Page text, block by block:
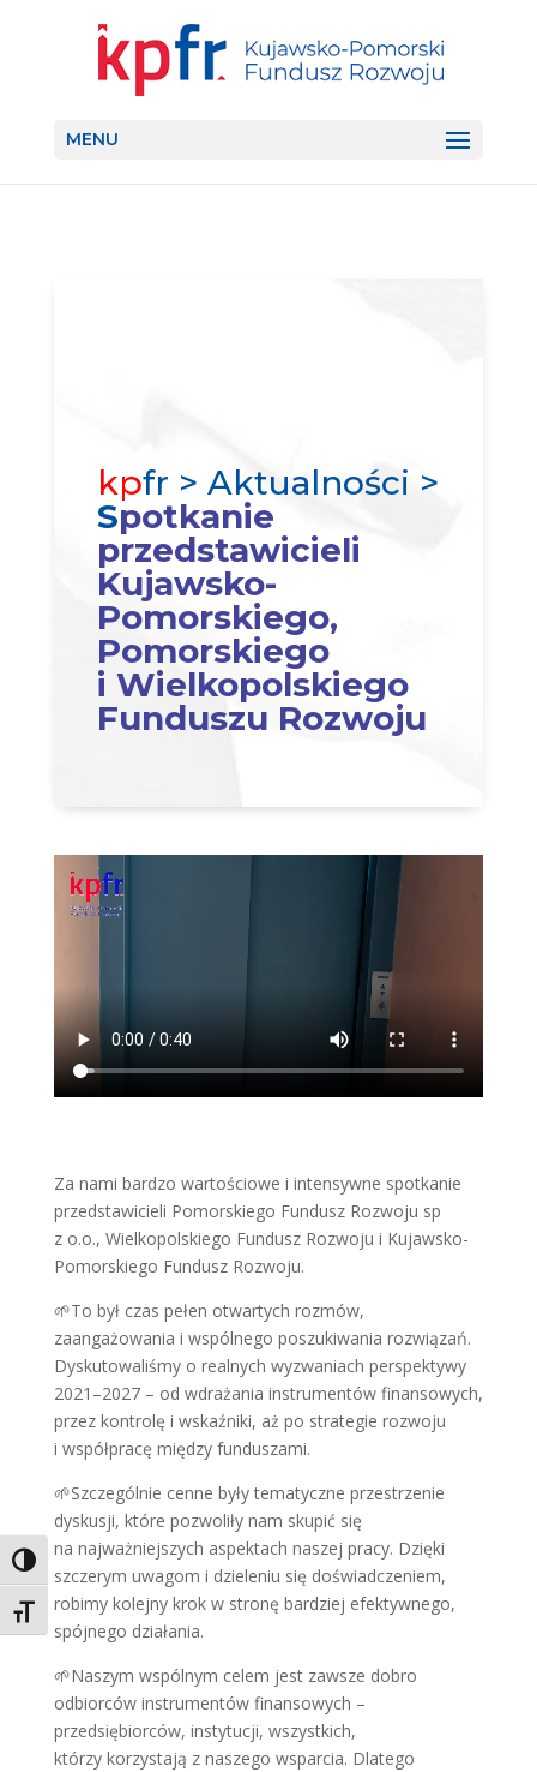
Toggle High Contrast
Toggle Font size
MENU
kpfr > Aktualności >
Spotkanie
przedstawicieli
Kujawsko-
Pomorskiego,
Pomorskiego
i Wielkopolskiego
Funduszu Rozwoju
Za nami bardzo wartościowe i intensywne spotkanie
przedstawicieli Pomorskiego Fundusz Rozwoju sp
z o.o., Wielkopolskiego Fundusz Rozwoju i Kujawsko-
Pomorskiego Fundusz Rozwoju.
🌱To był czas pełen otwartych rozmów,
zaangażowania i wspólnego poszukiwania rozwiązań.
Dyskutowaliśmy o realnych wyzwaniach perspektywy
2021–2027 – od wdrażania instrumentów finansowych,
przez kontrolę i wskaźniki, aż po strategie rozwoju
i współpracę między funduszami.
🌱Szczególnie cenne były tematyczne przestrzenie
dyskusji, które pozwoliły nam skupić się
na najważniejszych aspektach naszej pracy. Dzięki
szczerym uwagom i dzieleniu się doświadczeniem,
robimy kolejny krok w stronę bardziej efektywnego,
spójnego działania.
🌱Naszym wspólnym celem jest zawsze dobro
odbiorców instrumentów finansowych –
przedsiębiorców, instytucji, wszystkich,
którzy korzystają z naszego wsparcia. Dlatego